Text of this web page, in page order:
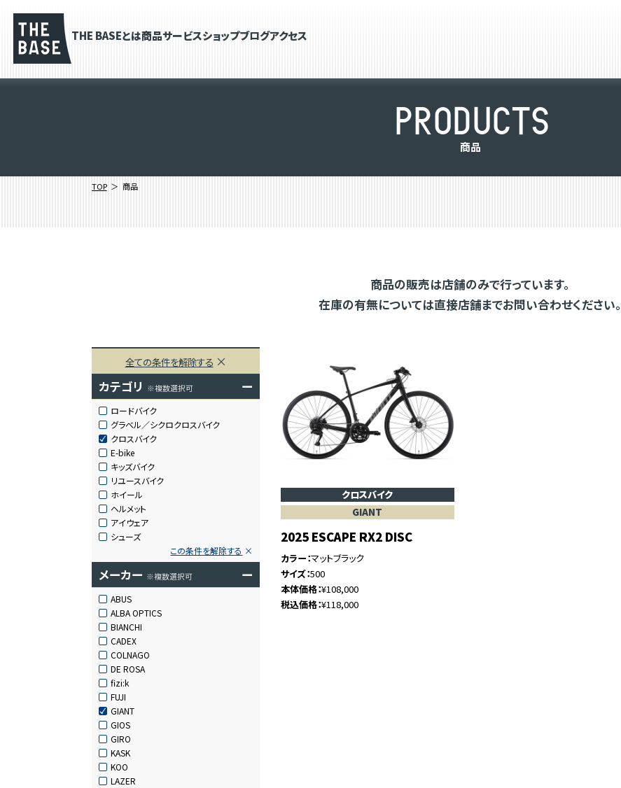
THE BASEとは商品サービスショップブログアクセス
PRODUCTS
商品
TOP 商品
商品の販売は店舗のみで行っています。
在庫の有無については直接店舗までお問い合わせください。
全ての条件を解除する
カテゴリ ※複数選択可 ー
ロードバイク
グラベル／シクロクロスバイク
クロスバイク
E-bike
キッズバイク
リユースバイク
ホイール
ヘルメット
アイウェア
シューズ
この条件を解除する
メーカー ※複数選択可 ー
ABUS
ALBA OPTICS
BIANCHI
CADEX
COLNAGO
DE ROSA
fizi:k
FUJI
GIANT
GIOS
GIRO
KASK
KOO
LAZER
クロスバイク
GIANT
2025 ESCAPE RX2 DISC
カラー マットブラック
サイズ 500
本体価格 ¥108,000
税込価格 ¥118,000